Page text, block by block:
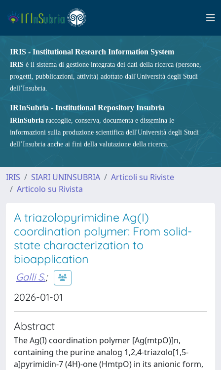
IRIS - Institutional Research Information System
IRIS è il sistema di gestione integrata dei dati della ricerca (persone,
progetti, pubblicazioni, attività) adottato dall'Università degli Studi
dell’Insubria.
IRInSubria - Institutional Repository Insubria
IRInSubria raccoglie, conserva, documenta e dissemina le
informazioni sulla produzione scientifica dell'Università degli Studi
dell’Insubria anche ai fini della valutazione della ricerca.
IRIS SIARI UNINSUBRIA
Articoli su Riviste
Articolo su Rivista
A triazolopyrimidine Ag(I)
coordination polymer: From solid-
state characterization to
bioapplication
Galli S.;
2026-01-01
Abstract
The Ag(I) coordination polymer [Ag(mtpO)]n,
containing the purine analog 1,2,4-triazolo[1,5-
a]pyrimidin-7 (4H)-one (HmtpO) in its anionic form,